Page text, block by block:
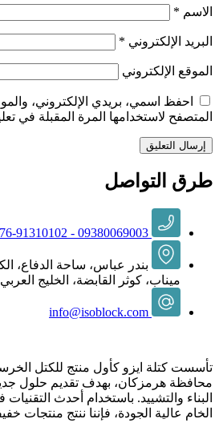
الاسم *
البريد الإلكتروني *
الموقع الإلكتروني
احفظ اسمي، بريدي الإلكتروني،
المتصفح لاستخدامها المرة المقبلة في
طرق التواصل
09380069003 - 076-91310102
بندر عباس، ساحة الدفاع،
ميناب، كوثر القابضة، الخليج العربي
info@isoblock.com
تأسست كتلة ايزو كأول منتج للكتل
محافظة هرمزكان، بهدف تقديم حلول
البناء والتشييد. باستخدام أحدث
الخام عالية الجودة، فإننا ننتج منتجات